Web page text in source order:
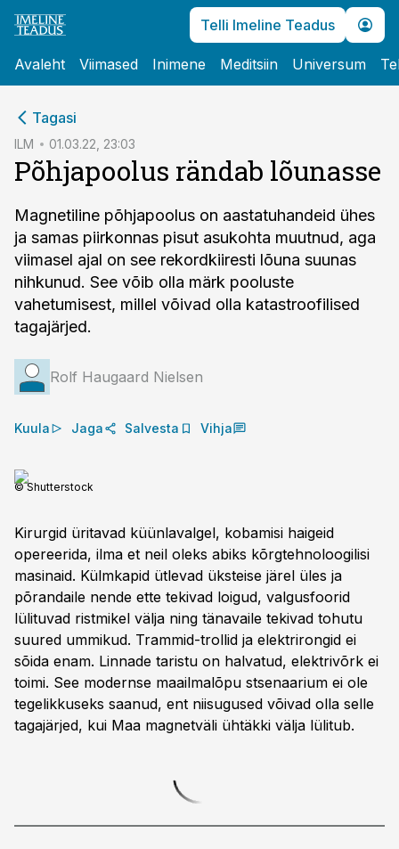
Telli Imeline Teadus
Avaleht Viimased Inimene Meditsiin Universum
Tagasi
ILM 01.03.22, 23:03
Põhjapoolus rändab lõunasse
Magnetiline põhjapoolus on aasta­tuhandeid ühes
ja samas piirkonnas pisut asukohta muutnud, aga
viimasel ajal on see rekordkiiresti lõuna suunas
nihkunud. See võib olla märk pooluste
vahetumisest, millel võivad olla katastroofilised
tagajärjed.
Rolf Haugaard Nielsen
Kuula Jaga Salvesta Vihja
© Shutterstock
Kirurgid üritavad küünlavalgel, kobamisi haigeid
opereerida, ilma et neil oleks abiks kõrgtehnoloogilisi
masinaid. Külm­kapid ütlevad üksteise järel üles ja
põrandaile nende ette tekivad loigud, valgusfoorid
lülituvad ristmikel välja ning tänavaile tekivad tohutu
suured ummikud. Trammid-­trollid ja elektrirongid ei
sõida enam. Linnade taristu on halvatud, elektrivõrk ei
toimi. See modernse maailmalõpu stsenaarium ei ole
tegelikkuseks saanud, ent niisugused võivad olla selle
tagajärjed, kui Maa magnetväli ühtäkki välja lülitub.